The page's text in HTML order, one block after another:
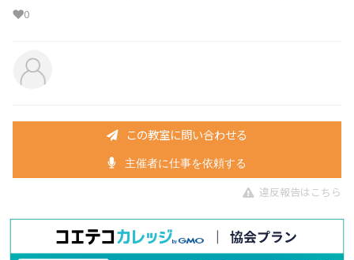
0
この教室に問い合わせる
主催者に仕事を依頼する
違反報告はこちら